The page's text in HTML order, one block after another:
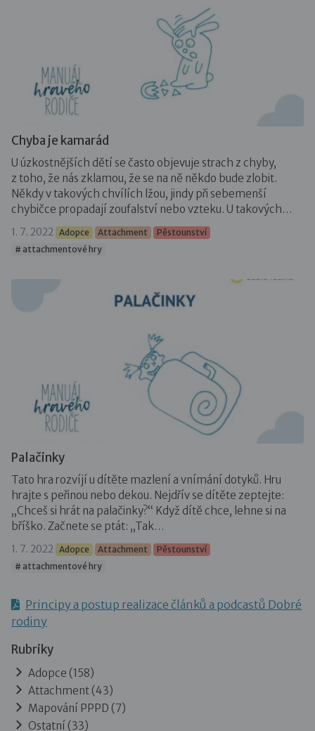
Chyba je kamarád
U úzkostnějších dětí se často objevuje strach z chyby,
z toho, že nás zklamou, že se na ně někdo bude zlobit.
Někdy v takových chvílích lžou, jindy při sebemenší
chybičce propadají zoufalství nebo vzteku. U takových…
1. 7. 2022 Adopce Attachment
Pěstounství
# attachmentové hry
Palačinky
Tato hra rozvíjí u dítěte mazlení a vnímání dotyků. Hru
hrajte s peřinou nebo dekou. Nejdřív se dítěte zeptejte:
„Chceš si hrát na palačinky?“ Když dítě chce, lehne si na
bříško. Začnete se ptát: „Tak…
1. 7. 2022 Adopce Attachment
Pěstounství
# attachmentové hry
Principy a postup realizace článků a podcastů Dobré
rodiny
Rubriky
Adopce (158)
Attachment (43)
Mapování PPPD (7)
Ostatní (33)